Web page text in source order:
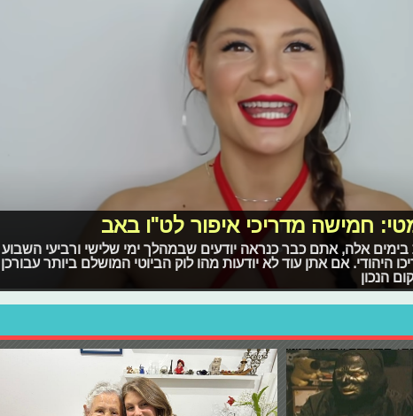
חמישה מדריכי איפור לט"ו באב
אלה, אתם כבר כנראה יודעים שבמהלך ימי שלישי ורביעי השבוע
היהודי. אם אתן עוד לא יודעות מהו לוק הביוטי המושלם ביותר עבורכן
הנכון